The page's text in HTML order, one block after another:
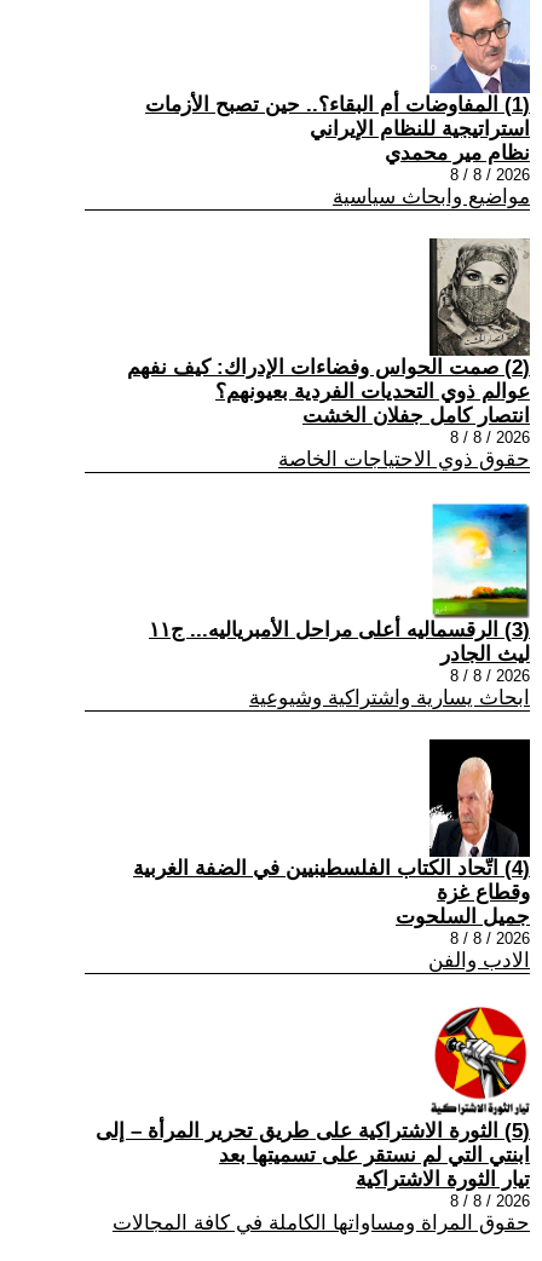
(1) المفاوضات أم البقاء؟.. حين تصبح الأزمات
استراتيجية للنظام الإيراني
نظام مير محمدي
2026 / 8 / 8
مواضيع وابحاث سياسية
(2) صمت الحواس وفضاءات الإدراك: كيف نفهم
عوالم ذوي التحديات الفردية بعيونهم؟
انتصار كامل جفلان الخشت
2026 / 8 / 8
حقوق ذوي الاحتياجات الخاصة
(3) الرقسماليه أعلى مراحل الأمبرياليه... ج١١
ليث الجادر
2026 / 8 / 8
ابحاث يسارية واشتراكية وشيوعية
(4) اتّحاد الكتاب الفلسطينيين في الضفة الغربية
وقطاع غزة
جميل السلحوت
2026 / 8 / 8
الادب والفن
(5) الثورة الاشتراكية على طريق تحرير المرأة – إلى
ابنتي التي لم نستقر على تسميتها بعد
تيار الثورة الاشتراكية
2026 / 8 / 8
حقوق المراة ومساواتها الكاملة في كافة المجالات